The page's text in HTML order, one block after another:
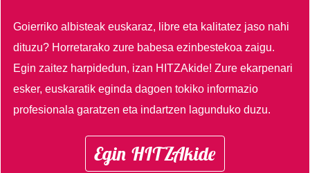
Goierriko albisteak euskaraz, libre eta kalitatez jaso nahi
dituzu? Horretarako zure babesa ezinbestekoa zaigu.
Egin zaitez harpidedun, izan HITZAkide!Zure ekarpenari
esker, euskaratik eginda dagoen tokiko informazio
profesionala garatzen eta indartzen lagunduko duzu.
Egin HITZAkide